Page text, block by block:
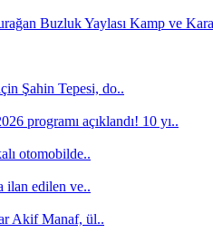
Buzluk Yaylası Kamp ve
Şahin Tepesi, do..
programı açıklandı! 10 yı..
otomobilde..
ilan edilen ve..
Akif Manaf, ül..